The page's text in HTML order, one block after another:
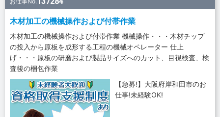
木材加工の機械操作および付帯作業
木材加工の機械操作および付帯作業 機械操作・・・木材チップ
の投入から原板を成形する工程の機械オペレーター 仕上
げ・・・原板の研磨および製品サイズへのカット、目視検査、検
査後の梱包作業
【急募!】大阪府岸和田市のお
仕事!未経験OK!